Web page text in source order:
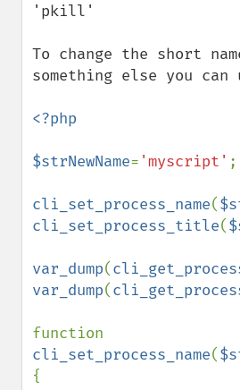
'pkill'
To change the short
something else you can
<?php
$strNewName= 'myscript' ;
cli_set_process_name(
cli_set_process_title(
var_dump(
var_dump(
cli_set_process_name(
{